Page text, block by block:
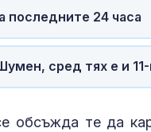
последните 24 часа
сред тях е и
обсъжда те да
съдбата
елит
ни се
за